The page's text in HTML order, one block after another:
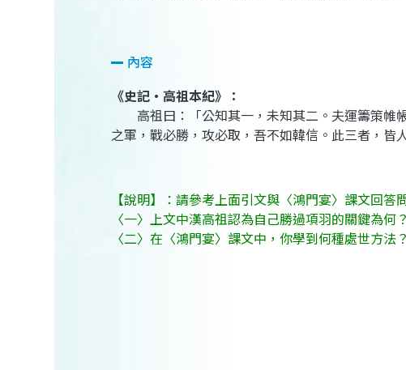
內容
《史記‧高祖本紀》：
高祖曰：「公知其一，未知其二。夫運籌策帷
之軍，戰必勝，攻必取，吾不如韓信。此三者，皆
【說明】：請參考上面引文與〈鴻門宴〉課文回答
〈一〉上文中漢高祖認為自己勝過項羽的關鍵為何？
〈二〉在〈鴻門宴〉課文中，你學到何種處世方法？